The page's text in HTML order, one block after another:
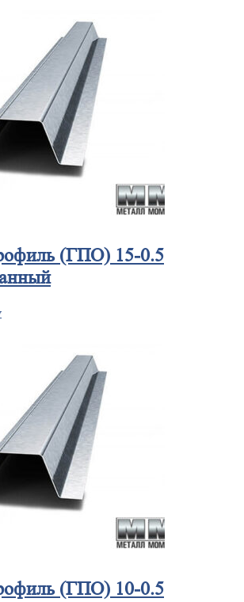
(ГПО) 15-0.5
(ГПО) 10-0.5